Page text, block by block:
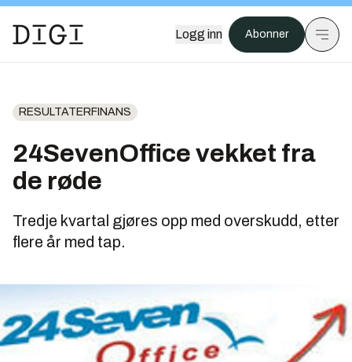
Logg inn Abonner
RESULTATERFINANS
24SevenOffice vekket fra
de røde
Tredje kvartal gjøres opp med overskudd, etter
flere år med tap.